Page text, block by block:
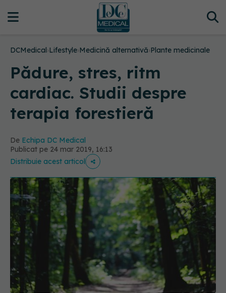
DCMedical›Lifestyle›Medicină alternativă›Plante medicinale
Pădure, stres, ritm
cardiac. Studii despre
terapia forestieră
De Echipa DC Medical
Publicat pe 24 mar 2019, 16:13
Distribuie acest articol